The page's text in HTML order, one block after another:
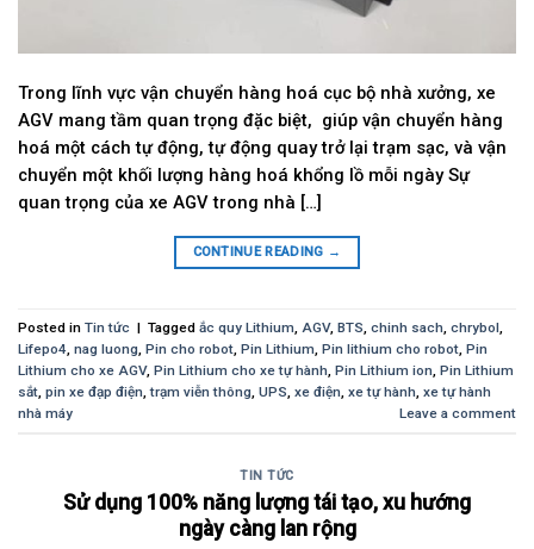
Trong lĩnh vực vận chuyển hàng hoá cục bộ nhà xưởng, xe
AGV mang tầm quan trọng đặc biệt, giúp vận chuyển hàng
hoá một cách tự động, tự động quay trở lại trạm sạc, và vận
chuyển một khối lượng hàng hoá khổng lồ mỗi ngày Sự
quan trọng của xe AGV trong nhà […]
CONTINUE READING →
Posted in Tin tức | Tagged ắc quy Lithium, AGV, BTS, chinh sach, chrybol,
Lifepo4, nag luong, Pin cho robot, Pin Lithium, Pin lithium cho robot, Pin
Lithium cho xe AGV, Pin Lithium cho xe tự hành, Pin Lithium ion, Pin Lithium
sắt, pin xe đạp điện,trạm viễn thông, UPS, xe điện, xe tự hành, xe tự hành
nhà máy
Leave a comment
TIN TỨC
Sử dụng 100% năng lượng tái tạo, xu hướng
ngày càng lan rộng